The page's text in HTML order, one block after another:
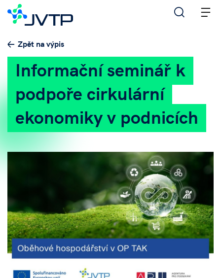
Zpět na výpis
Informační seminář k
podpoře cirkulární
ekonomiky v podnicích